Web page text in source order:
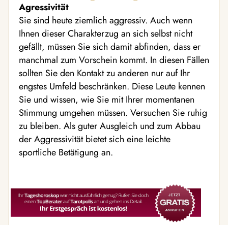
Agressivität
Sie sind heute ziemlich aggressiv. Auch wenn
Ihnen dieser Charakterzug an sich selbst nicht
gefällt, müssen Sie sich damit abfinden, dass er
manchmal zum Vorschein kommt. In diesen Fällen
sollten Sie den Kontakt zu anderen nur auf Ihr
engstes Umfeld beschränken. Diese Leute kennen
Sie und wissen, wie Sie mit Ihrer momentanen
Stimmung umgehen müssen. Versuchen Sie ruhig
zu bleiben. Als guter Ausgleich und zum Abbau
der Aggressivität bietet sich eine leichte
sportliche Betätigung an.